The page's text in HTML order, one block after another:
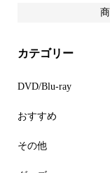
カテゴリー
DVD/Blu-ray
おすすめ
その他